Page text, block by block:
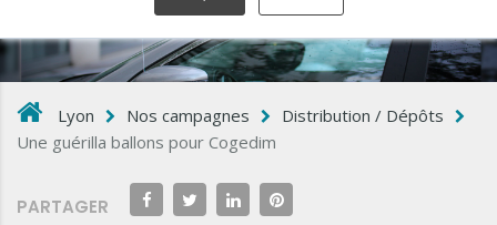
Lyon Nos campagnes
Distribution / Dépôts
Une guérilla ballons pour Cogedim
PARTAGER